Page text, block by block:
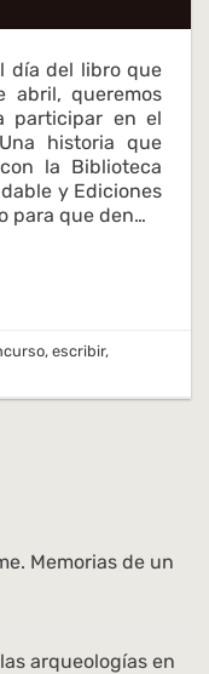
Memorias de un
arqueologías en
día del libro que
abril, queremos
participar en el
historia que
la Biblioteca
y Ediciones
para que den…
,escribir,